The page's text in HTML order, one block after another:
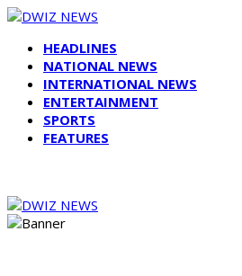
HEADLINES
NATIONAL NEWS
INTERNATIONAL NEWS
ENTERTAINMENT
SPORTS
FEATURES